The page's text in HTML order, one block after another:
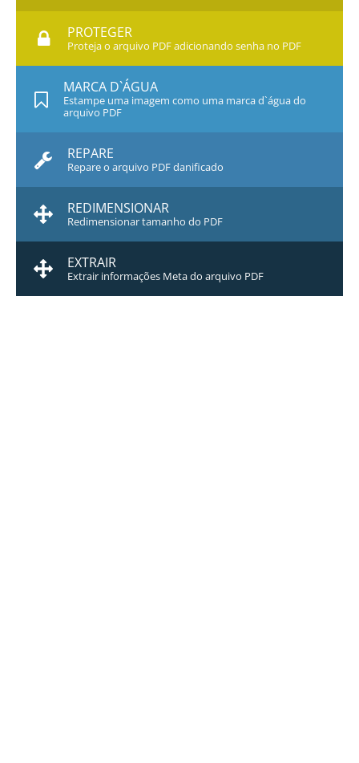
PROTEGER
Proteja o arquivo PDF adicionando senha no PDF
MARCA D`ÁGUA
Estampe uma imagem como uma marca d`água do
arquivo PDF
REPARE
Repare o arquivo PDF danificado
REDIMENSIONAR
Redimensionar tamanho do PDF
EXTRAIR
Extrair informações Meta do arquivo PDF